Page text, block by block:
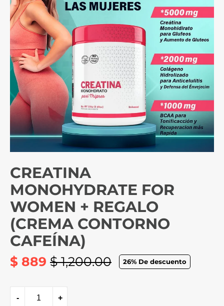
CREATINA
MONOHYDRATE FOR
WOMEN + REGALO
(CREMA CONTORNO
CAFEÍNA)
$ 889 $ 1,200.00
Precio
26% De descuento
+
-